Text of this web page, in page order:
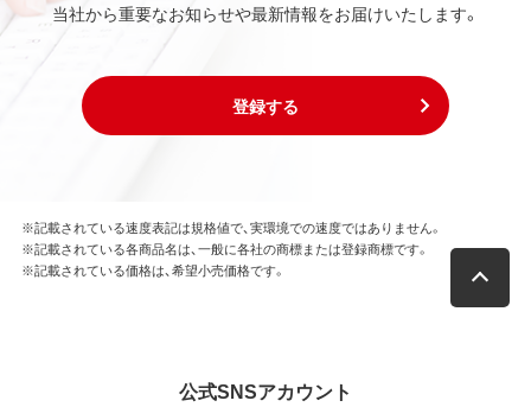
当社から重要なお知らせや最新情報をお届けいたします。
登録する
※記載されている速度表記は規格値で、実環境での速度ではありません。
※記載されている各商品名は、一般に各社の商標または登録商標です。
※記載されている価格は、希望小売価格です。
公式SNSアカウント